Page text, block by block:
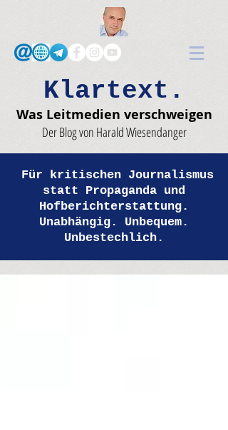
Klartext.
Was Leitmedien verschweigen
Der Blog von Harald Wiesendanger
Für kritischen Journalismus
statt Propaganda und
Hofberichterstattung.
Unabhängig. Unbequem.
Unbestechlich.